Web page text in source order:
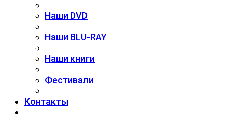
Наши DVD
Наши BLU-RAY
Наши книги
Фестивали
Контакты